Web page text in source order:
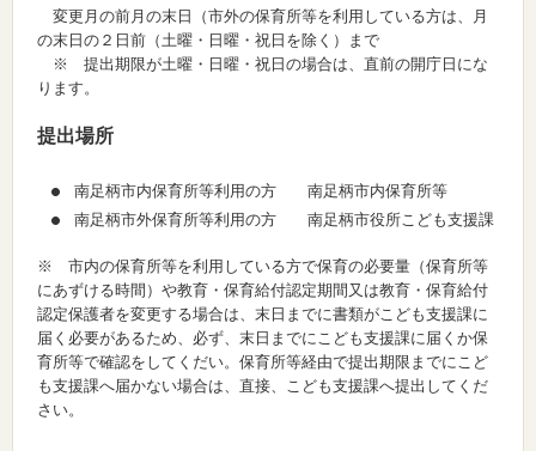
変更月の前月の末日（市外の保育所等を利用している方は、月
の末日の２日前（土曜・日曜・祝日を除く）まで
※ 提出期限が土曜・日曜・祝日の場合は、直前の開庁日にな
ります。
提出場所
南足柄市内保育所等利用の方 南足柄市内保育所等
南足柄市外保育所等利用の方 南足柄市役所こども支援課
※ 市内の保育所等を利用している方で保育の必要量（保育所等
にあずける時間）や教育・保育給付認定期間又は教育・保育給付
認定保護者を変更する場合は、末日までに書類がこども支援課に
届く必要があるため、必ず、末日までにこども支援課に届くか保
育所等で確認をしてくだい。保育所等経由で提出期限までにこど
も支援課へ届かない場合は、直接、こども支援課へ提出してくだ
さい。